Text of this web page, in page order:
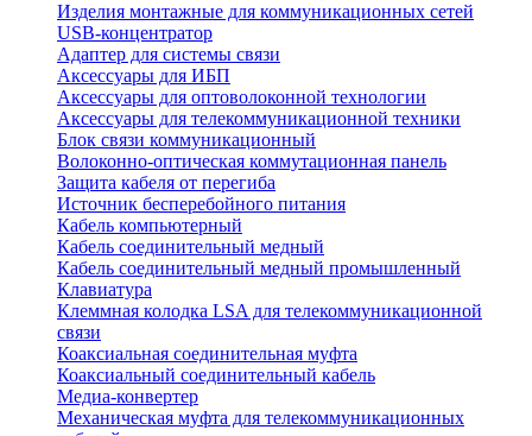
Изделия монтажные для коммуникационных сетей
USB-концентратор
Адаптер для системы связи
Аксессуары для ИБП
Аксессуары для оптоволоконной технологии
Аксессуары для телекоммуникационной техники
Блок связи коммуникационный
Волоконно-оптическая коммутационная панель
Защита кабеля от перегиба
Источник бесперебойного питания
Кабель компьютерный
Кабель соединительный медный
Кабель соединительный медный промышленный
Клавиатура
Клеммная колодка LSA для телекоммуникационной
связи
Коаксиальная соединительная муфта
Коаксиальный соединительный кабель
Медиа-конвертер
Механическая муфта для телекоммуникационных